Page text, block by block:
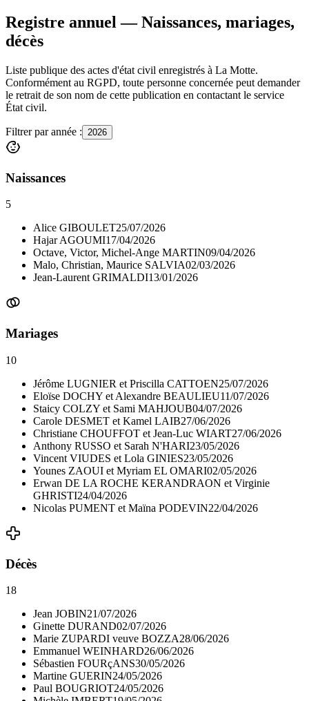
Registre annuel — Naissances, mariages,
décès
Liste publique des actes d'état civil enregistrés à La Motte.
Conformément au RGPD, toute personne concernée peut demander
le retrait de son nom de cette publication en contactant le service
État civil.
Filtrer par année : 2026
Naissances
5
Alice GIBOULET25/07/2026
Hajar AGOUMI17/04/2026
Octave, Victor, Michel-Ange MARTIN09/04/2026
Malo, Christian, Maurice SALVIA02/03/2026
Jean-Laurent GRIMALDI13/01/2026
Mariages
10
Jérôme LUGNIER et Priscilla CATTOEN25/07/2026
Eloïse DOCHY et Alexandre BEAULIEU11/07/2026
Staicy COLZY et Sami MAHJOUB04/07/2026
Carole DESMET et Kamel LAIB27/06/2026
Christiane CHOUFFOT et Jean-Luc WIART27/06/2026
Anthony RUSSO et Sarah N'HARI23/05/2026
Vincent VIUDES et Lola GINIES23/05/2026
Younes ZAOUI et Myriam EL OMARI02/05/2026
Erwan DE LA ROCHE KERANDRAON et Virginie
GHRISTI24/04/2026
Nicolas PUMENT et Maïna PODEVIN22/04/2026
Décès
18
Jean JOBIN21/07/2026
Ginette DURAND02/07/2026
Marie ZUPARDI veuve BOZZA28/06/2026
Emmanuel WEINHARD26/06/2026
Sébastien FOURçANS30/05/2026
Martine GUERIN24/05/2026
Paul BOUGRIOT24/05/2026